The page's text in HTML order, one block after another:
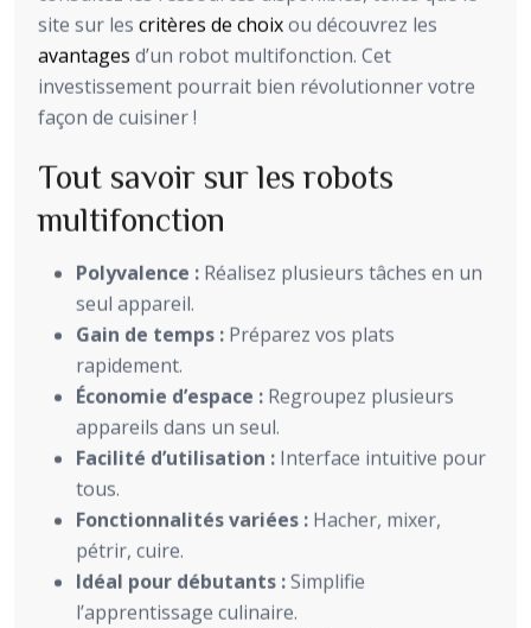
site sur les critères de choixou découvrez les
avantages d’un robot multifonction. Cet
investissement pourrait bien révolutionner votre
façon de cuisiner !
Tout savoir sur les robots
multifonction
Polyvalence : Réalisez plusieurs tâches en un
seul appareil.
Gain de temps : Préparez vos plats
rapidement.
Économie d’espace : Regroupez plusieurs
appareils dans un seul.
Facilité d’utilisation : Interface intuitive pour
tous.
Fonctionnalités variées : Hacher, mixer,
pétrir, cuire.
Idéal pour débutants :Simplifie
l’apprentissage culinaire.